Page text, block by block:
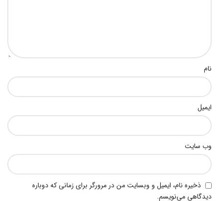
نام
ایمیل
وب‌ سایت
ذخیره نام، ایمیل و وبسایت من در مرورگر برای زمانی که دوباره
دیدگاهی می‌نویسم.